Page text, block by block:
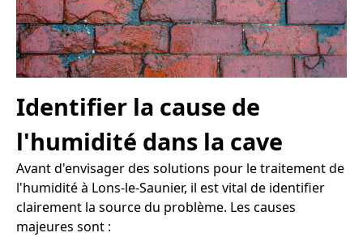
Identifier la cause de
l'humidité dans la cave
Avant d'envisager des solutions pour le traitement de
l'humidité à Lons-le-Saunier, il est vital de identifier
clairement la source du problème. Les causes
majeures sont :